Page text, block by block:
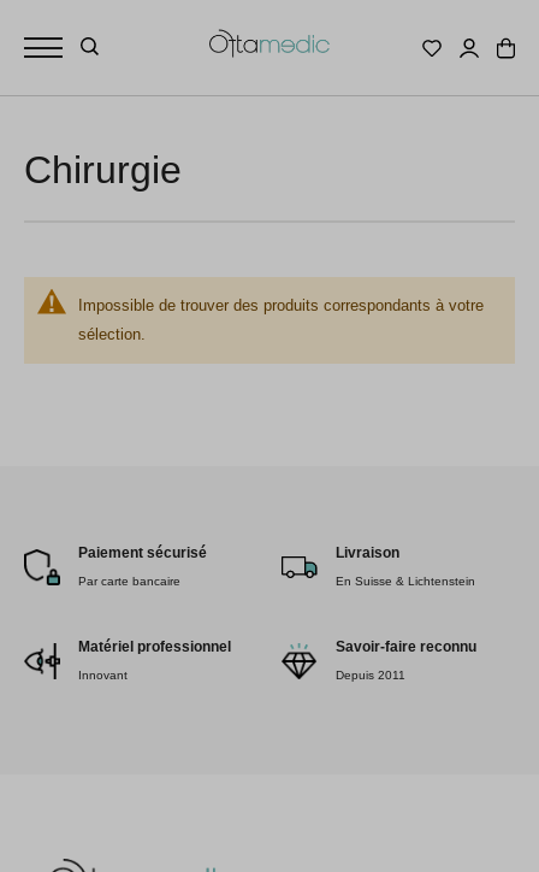
Chirurgie
Impossible de trouver des produits correspondants à votre
sélection.
Paiement sécurisé
Par carte bancaire
Livraison
En Suisse & Lichtenstein
Matériel professionnel
Innovant
Savoir-faire reconnu
Depuis 2011